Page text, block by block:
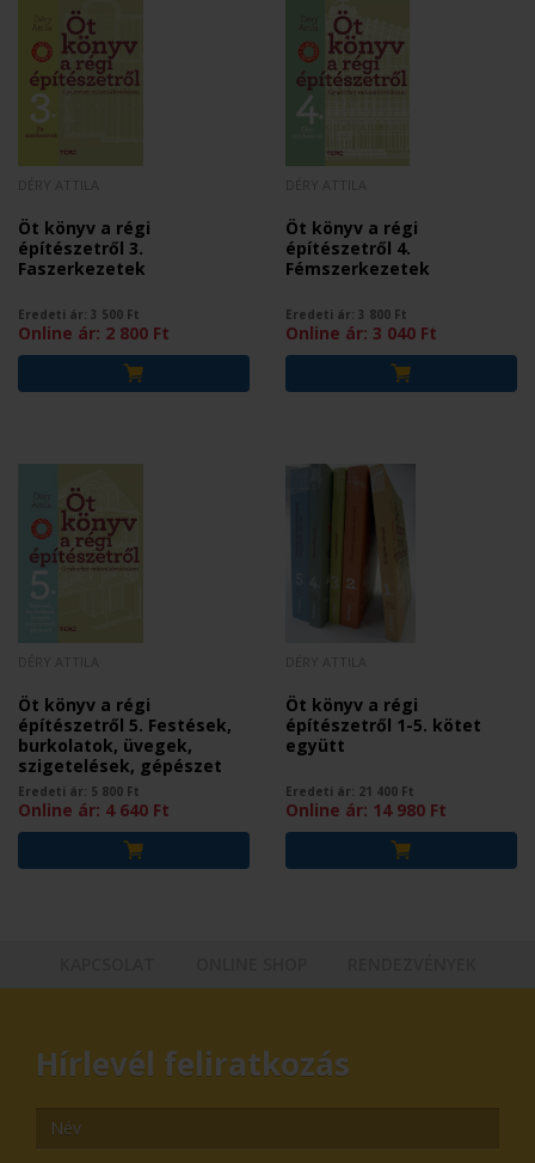
Öt könyv a régi
építészetről 3.
Faszerkezetek
Eredeti ár: 3 500 Ft
Online ár: 2 800 Ft
Öt könyv a régi
építészetről 4.
Fémszerkezetek
Eredeti ár: 3 800 Ft
Online ár: 3 040 Ft
Öt könyv a régi
építészetről 5. Festések,
burkolatok, üvegek,
szigetelések, gépészet
Eredeti ár: 5 800 Ft
Online ár: 4 640 Ft
Öt könyv a régi
építészetről 1-5. kötet
együtt
Eredeti ár: 21 400 Ft
Online ár: 14 980 Ft
Hírlevél feliratkozás